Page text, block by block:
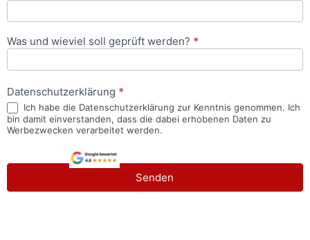
Was und wieviel soll geprüft werden? *
Datenschutzerklärung *
Ich habe die Datenschutzerklärung zur Kenntnis genommen. Ich
bin damit einverstanden, dass die dabei erhobenen Daten zu
Werbezwecken verarbeitet werden.
Senden